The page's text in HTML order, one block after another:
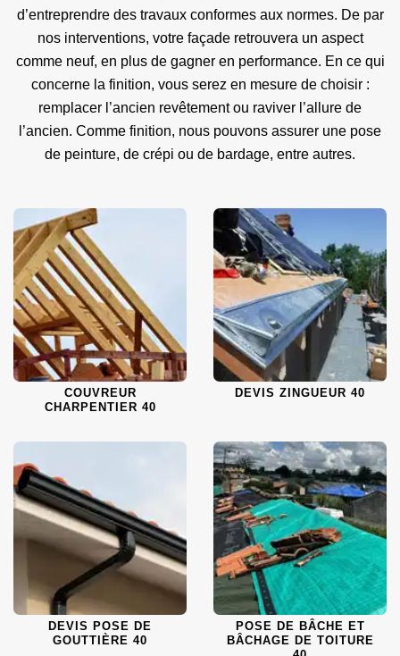
d’entreprendre des travaux conformes aux normes. De par
nos interventions, votre façade retrouvera un aspect
comme neuf, en plus de gagner en performance. En ce qui
concerne la finition, vous serez en mesure de choisir :
remplacer l’ancien revêtement ou raviver l’allure de
l’ancien. Comme finition, nous pouvons assurer une pose
de peinture, de crépi ou de bardage, entre autres.
COUVREUR
CHARPENTIER 40
DEVIS ZINGUEUR 40
DEVIS POSE DE
GOUTTIÈRE 40
POSE DE BÂCHE ET
BÂCHAGE DE TOITURE